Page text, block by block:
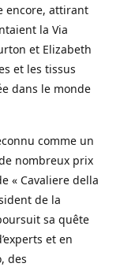
encore, attirant
la Via
et Elizabeth
et les tissus
dans le monde
comme un
nombreux prix
« Cavaliere della
de la
sa quête
et en
des